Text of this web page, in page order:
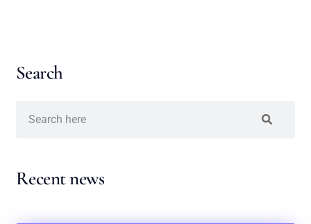
Search
Recent news